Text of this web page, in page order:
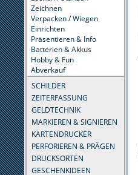
Zeichnen
Verpacken / Wiegen
Einrichten
Präsentieren & Info
Batterien & Akkus
Hobby & Fun
Abverkauf
SCHILDER
ZEITERFASSUNG
GELDTECHNIK
MARKIEREN & SIGNIEREN
KARTENDRUCKER
PERFORIEREN & PRÄGEN
DRUCKSORTEN
GESCHENKIDEEN